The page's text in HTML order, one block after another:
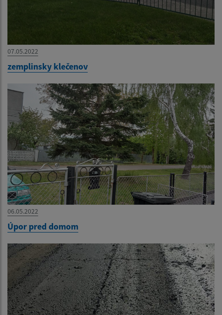
07.05.2022
zemplinsky klečenov
06.05.2022
Úpor pred domom